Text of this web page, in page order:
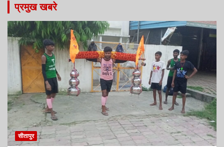
प्रमुख खबरे
सीतापुर